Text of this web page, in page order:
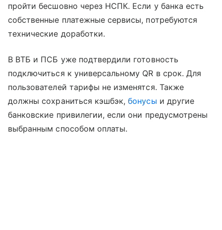
пройти бесшовно через НСПК. Если у банка есть
собственные платежные сервисы, потребуются
технические доработки.
В ВТБ и ПСБ уже подтвердили готовность
подключиться к универсальному QR в срок. Для
пользователей тарифы не изменятся. Также
должны сохраниться кэшбэк,бонусы и другие
банковские привилегии, если они предусмотрены
выбранным способом оплаты.